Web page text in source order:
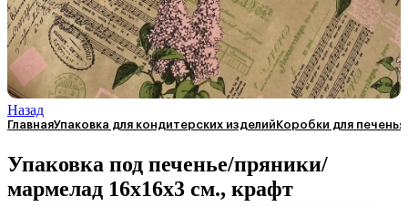
Назад
ГлавнаяУпаковка для кондитерских изделийКоробки для печенья
Упаковка под печенье/пряники/
мармелад 16х16х3 см., крафт